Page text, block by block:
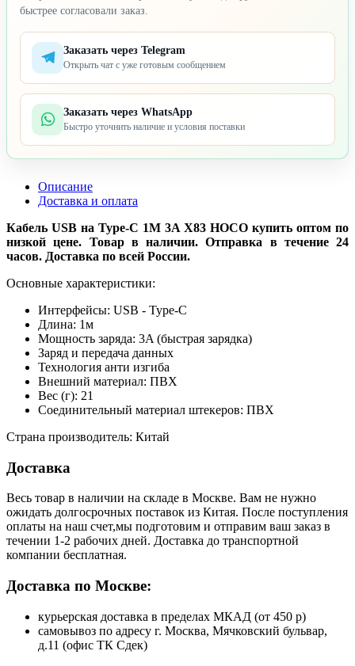
быстрее согласовали заказ.
Заказать через Telegram
Открыть чат с уже готовым сообщением
Заказать через WhatsApp
Быстро уточнить наличие и условия поставки
Описание
Доставка и оплата
Кабель USB на Type-C 1M 3A X83 HOCO купить оптом по
низкой цене. Товар в наличии. Отправка в течение 24
часов. Доставка по всей России.
Основные характеристики:
Интерфейсы: USB - Type-C
Длина: 1м
Мощность заряда: 3A (быстрая зарядка)
Заряд и передача данных
Технология анти изгиба
Внешний материал: ПВХ
Вес (г): 21
Соединительный материал штекеров: ПВХ
Страна производитель: Китай
Доставка
Весь товар в наличии на складе в Москве. Вам не нужно
ожидать долгосрочных поставок из Китая. После поступления
оплаты на наш счет,мы подготовим и отправим ваш заказ в
течении 1-2 рабочих дней. Доставка до транспортной
компании бесплатная.
Доставка по Москве:
курьерская доставка в пределах МКАД (от 450 р)
самовывоз по адресу г. Москва, Мячковский бульвар,
д.11 (офис ТК Сдек)